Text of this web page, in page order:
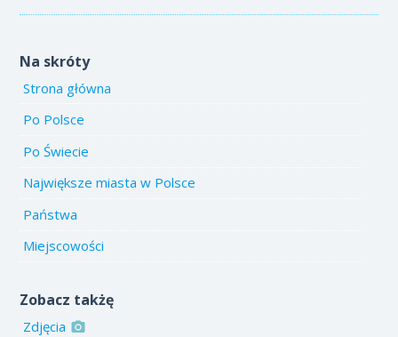
Na skróty
Strona główna
Po Polsce
Po Świecie
Największe miasta w Polsce
Państwa
Miejscowości
Zobacz takżę
Zdjęcia